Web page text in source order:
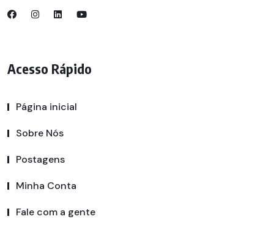
Acesso Rápido
Página inicial
Sobre Nós
Postagens
Minha Conta
Fale com a gente